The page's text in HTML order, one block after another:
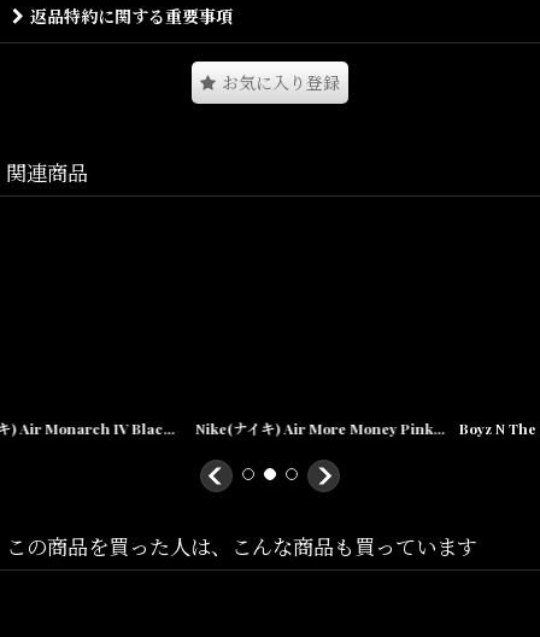
深いオリーブのスウェードアッパー、ソールはブラックを採用し重
厚感を。シュラウドにはドル紙幣の字体でAIR MONEYの文字が刻み
込まれ、ヒールタブとシューループに星条旗、ヒールカウンターに
は$のマークが入る米国のドル札が表現された1足！
気になる方は是非お早めに〜！！！
返品特約に関する重要事項
お気に入り登録
関連商品
靴 エアモナーク Nike(ナイキ) Air More Money Pink Sneaker Room エア モア マネー ピンク 360 限定 Boyz N The Hood S/S Tee White ボーイズンザフッド 半袖 Tシャツ
この商品を買った人は、こんな商品も買っています